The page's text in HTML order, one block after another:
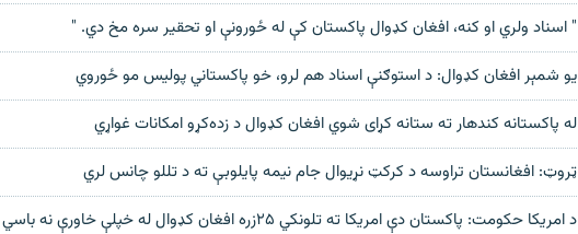
" اسناد ولري او کنه، افغان کډوال پاکستان کې له ځورونې او تحقیر سره مخ دي. "
یو شمېر افغان کډوال: د استوګنې اسناد هم لرو، خو پاکستاني پولیس مو ځوروي
له پاکستانه کندهار ته ستانه کړای شوي افغان کډوال د زده‌کړو امکانات غواړي
ټروټ: افغانستان تراوسه د کرکټ نړیوال جام نیمه پایلوبې ته د تللو چانس لري
د امریکا حکومت: پاکستان دې امریکا ته تلونکي ۲۵زره افغان کډوال له خپلې خاورې نه باسي